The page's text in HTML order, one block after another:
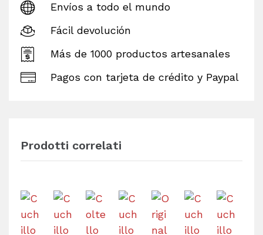
Envíos a todo el mundo
Fácil devolución
Más de 1000 productos artesanales
Pagos con tarjeta de crédito y Paypal
Prodotti correlati